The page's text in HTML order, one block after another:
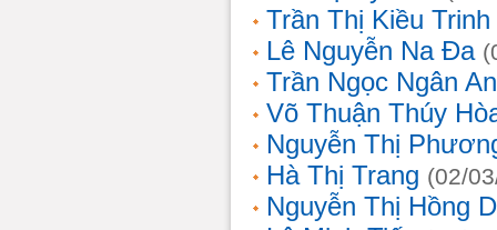
Trần Thị Kiều Trinh
Lê Nguyễn Na Đa
Trần Ngọc Ngân
Võ Thuận Thúy
Nguyễn Thị
Hà Thị Trang (02/
Nguyễn Thị Hồng